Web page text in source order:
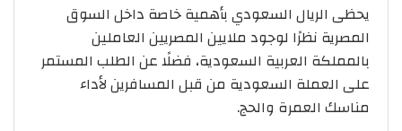
يحظى الريال السعودي بأهمية خاصة داخل السوق
المصرية نظرًا لوجود ملايين المصريين العاملين
بالمملكة العربية السعودية، فضلًا عن الطلب المستمر
على العملة السعودية من قبل المسافرين لأداء
مناسك العمرة والحج.